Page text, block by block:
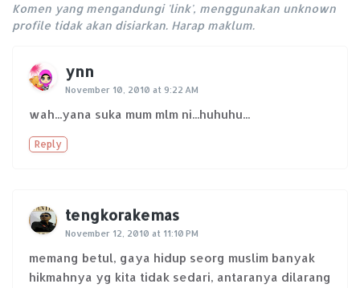
Komen yang mengandungi 'link', menggunakan unknown
profile tidak akan disiarkan. Harap maklum.
ynn
November 10, 2010 at 9:22 AM
wah...yana suka mum mlm ni...huhuhu...
Reply
tengkorakemas
November 12, 2010 at 11:10 PM
memang betul, gaya hidup seorg muslim banyak
hikmahnya yg kita tidak sedari, antaranya dilarang